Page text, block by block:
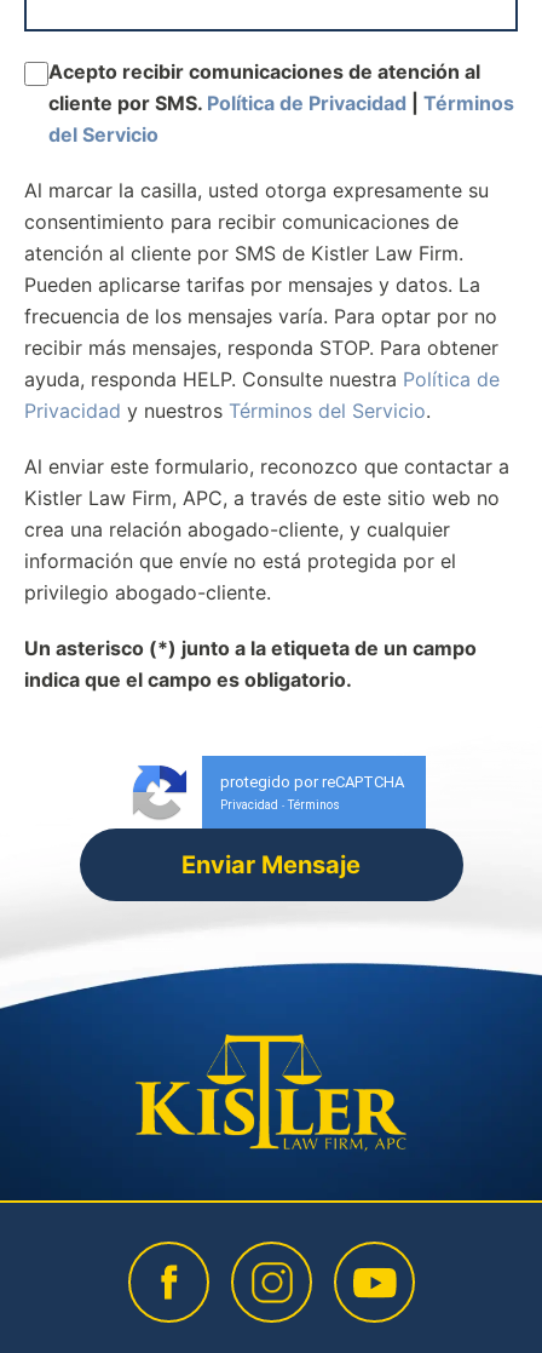
Acepto recibir comunicaciones de atención al
cliente por SMS. Política de Privacidad
Términos
del Servicio
Al marcar la casilla, usted otorga expresamente su
consentimiento para recibir comunicaciones de
atención al cliente por SMS de Kistler Law Firm.
Pueden aplicarse tarifas por mensajes y datos. La
frecuencia de los mensajes varía. Para optar por no
recibir más mensajes, responda STOP. Para obtener
ayuda, responda HELP. Consulte nuestra Política de
Privacidad y nuestros Términos del Servicio.
Al enviar este formulario, reconozco que contactar a
Kistler Law Firm, APC, a través de este sitio web no
crea una relación abogado-cliente, y cualquier
información que envíe no está protegida por el
privilegio abogado-cliente.
Un asterisco (*) junto a la etiqueta de un campo
indica que el campo es obligatorio.
protegido por reCAPTCHA
Privacidad - Términos